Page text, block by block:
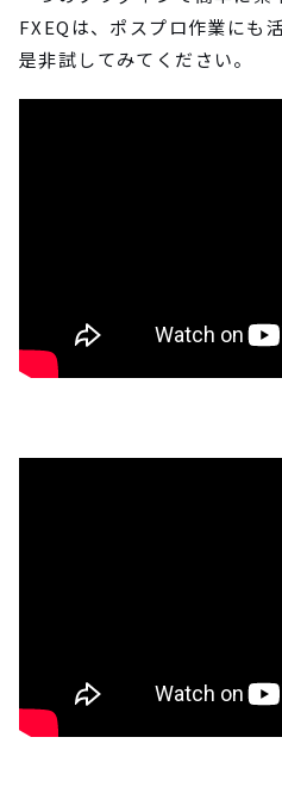
FXEQは、ポスプロ作業にも
是非試してみてください。